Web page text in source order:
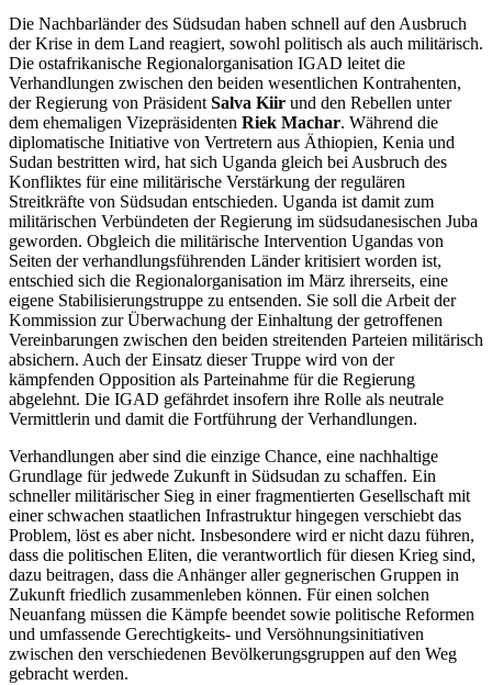
Die Nachbarländer des Südsudan haben schnell auf den Ausbruch
der Krise in dem Land reagiert, sowohl politisch als auch militärisch.
Die ostafrikanische Regionalorganisation IGAD leitet die
Verhandlungen zwischen den beiden wesentlichen Kontrahenten,
der Regierung von Präsident Salva Kiir und den Rebellen unter
dem ehemaligen Vizepräsidenten Riek Machar. Während die
diplomatische Initiative von Vertretern aus Äthiopien, Kenia und
Sudan bestritten wird, hat sich Uganda gleich bei Ausbruch des
Konfliktes für eine militärische Verstärkung der regulären
Streitkräfte von Südsudan entschieden. Uganda ist damit zum
militärischen Verbündeten der Regierung im südsudanesischen Juba
geworden. Obgleich die militärische Intervention Ugandas von
Seiten der verhandlungsführenden Länder kritisiert worden ist,
entschied sich die Regionalorganisation im März ihrerseits, eine
eigene Stabilisierungstruppe zu entsenden. Sie soll die Arbeit der
Kommission zur Überwachung der Einhaltung der getroffenen
Vereinbarungen zwischen den beiden streitenden Parteien militärisch
absichern. Auch der Einsatz dieser Truppe wird von der
kämpfenden Opposition als Parteinahme für die Regierung
abgelehnt. Die IGAD gefährdet insofern ihre Rolle als neutrale
Vermittlerin und damit die Fortführung der Verhandlungen.
Verhandlungen aber sind die einzige Chance, eine nachhaltige
Grundlage für jedwede Zukunft in Südsudan zu schaffen. Ein
schneller militärischer Sieg in einer fragmentierten Gesellschaft mit
einer schwachen staatlichen Infrastruktur hingegen verschiebt das
Problem, löst es aber nicht. Insbesondere wird er nicht dazu führen,
dass die politischen Eliten, die verantwortlich für diesen Krieg sind,
dazu beitragen, dass die Anhänger aller gegnerischen Gruppen in
Zukunft friedlich zusammenleben können. Für einen solchen
Neuanfang müssen die Kämpfe beendet sowie politische Reformen
und umfassende Gerechtigkeits- und Versöhnungsinitiativen
zwischen den verschiedenen Bevölkerungsgruppen auf den Weg
gebracht werden.